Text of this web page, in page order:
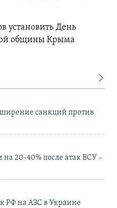
установить День
общины Крыма
санкций против
20-40% после атак ВСУ –
РФ на АЗС в Украине